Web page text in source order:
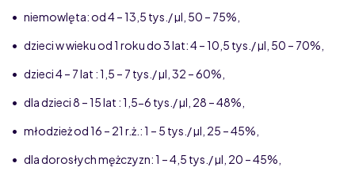
• niemowlęta: od 4 – 13,5 tys./ µl, 50 – 75%,
• dzieci w wieku od 1 roku do 3 lat: 4 – 10,5 tys./ µl, 50 – 70%,
• dzieci 4 – 7 lat : 1,5 – 7 tys./ µl, 32 – 60%,
• dla dzieci 8 – 15 lat : 1,5-6 tys./ µl, 28 – 48%,
• młodzież od 16 – 21 r.ż.: 1 – 5 tys./ µl, 25 – 45%,
• dla dorosłych mężczyzn: 1 – 4,5 tys./ µl, 20 – 45%,